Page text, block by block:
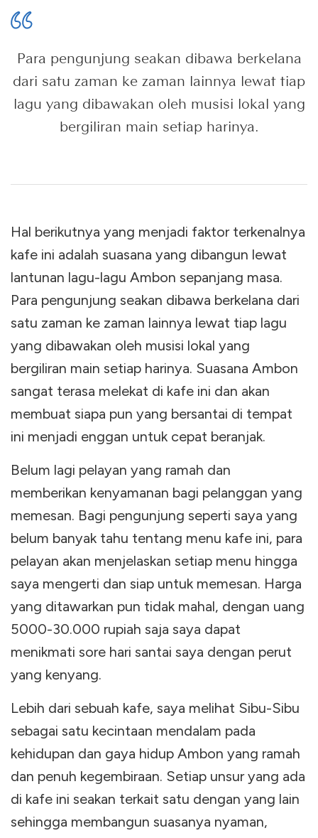
Para pengunjung seakan dibawa berkelana
dari satu zaman ke zaman lainnya lewat tiap
lagu yang dibawakan oleh musisi lokal yang
bergiliran main setiap harinya.
Hal berikutnya yang menjadi faktor terkenalnya
kafe ini adalah suasana yang dibangun lewat
lantunan lagu-lagu Ambon sepanjang masa.
Para pengunjung seakan dibawa berkelana dari
satu zaman ke zaman lainnya lewat tiap lagu
yang dibawakan oleh musisi lokal yang
bergiliran main setiap harinya. Suasana Ambon
sangat terasa melekat di kafe ini dan akan
membuat siapa pun yang bersantai di tempat
ini menjadi enggan untuk cepat beranjak.
Belum lagi pelayan yang ramah dan
memberikan kenyamanan bagi pelanggan yang
memesan. Bagi pengunjung seperti saya yang
belum banyak tahu tentang menu kafe ini, para
pelayan akan menjelaskan setiap menu hingga
saya mengerti dan siap untuk memesan. Harga
yang ditawarkan pun tidak mahal, dengan uang
5000-30.000 rupiah saja saya dapat
menikmati sore hari santai saya dengan perut
yang kenyang.
Lebih dari sebuah kafe, saya melihat Sibu-Sibu
sebagai satu kecintaan mendalam pada
kehidupan dan gaya hidup Ambon yang ramah
dan penuh kegembiraan. Setiap unsur yang ada
di kafe ini seakan terkait satu dengan yang lain
sehingga membangun suasanya nyaman,